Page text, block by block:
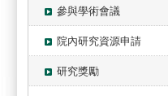
參與學術會議
院內研究資源申請
研究獎勵